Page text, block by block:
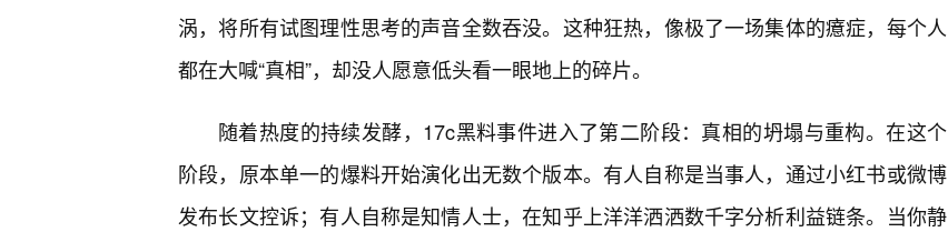
涡，将所有试图理性思考的声音全数吞没。这种狂热，像极了一场集体的癔症，每个人
都在大喊“真相”，却没人愿意低头看一眼地上的碎片。
随着热度的持续发酵，17c黑料事件进入了第二阶段：真相的坍塌与重构。在这个
阶段，原本单一的爆料开始演化出无数个版本。有人自称是当事人，通过小红书或微博
发布长文控诉；有人自称是知情人士，在知乎上洋洋洒洒数千字分析利益链条。当你静